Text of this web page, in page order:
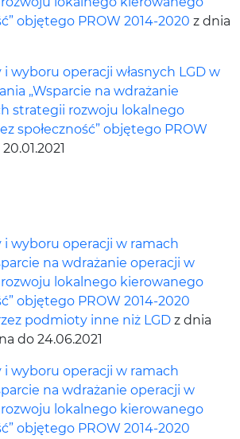
objętego PROW 2014-2020 z dnia
wyboru operacji własnych LGD w
„Wsparcie na wdrażanie
strategii rozwoju lokalnego
społeczność” objętego PROW
i wyboru operacji w ramach
na wdrażanie operacji w
lokalnego kierowanego
objętego PROW 2014-2020
podmioty inne niż LGD z dnia
do 24.06.2021
i wyboru operacji w ramach
na wdrażanie operacji w
lokalnego kierowanego
objętego PROW 2014-2020